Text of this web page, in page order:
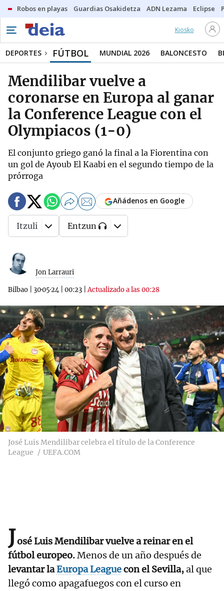
Robos en playas Guardias Osakidetza ADN Lezama Eclipse
Kiosko
DEPORTES FÚTBOL MUNDIAL 2026 BALONCESTO
Mendilibar vuelve a
coronarse en Europa al ganar
la Conference League con el
Olympiacos (1-0)
El conjunto griego ganó la final a la Fiorentina con
un gol de Ayoub El Kaabi en el segundo tiempo de la
prórroga
Jon Larrauri
Bilbao 30·05·24 00:23 |Actualizado a las 00:28
Añádenos en Google
Itzuli Entzun
José Luis Mendilibar celebra el título de la Conference
League
UEFA.COM
José Luis Mendilibar vuelve a reinar en el
fútbol europeo.Menos de un año después de
levantar laEuropa Leaguecon el Sevilla,al que
llegó como apagafuegos con el curso en